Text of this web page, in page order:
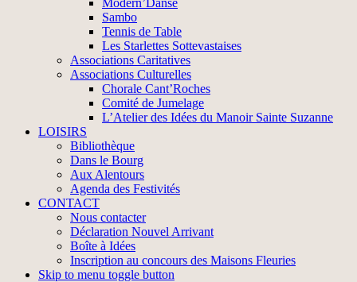
Modern’Danse
Sambo
Tennis de Table
Les Starlettes Sottevastaises
Associations Caritatives
Associations Culturelles
Chorale Cant’Roches
Comité de Jumelage
L’Atelier des Idées du Manoir Sainte Suzanne
LOISIRS
Bibliothèque
Dans le Bourg
Aux Alentours
Agenda des Festivités
CONTACT
Nous contacter
Déclaration Nouvel Arrivant
Boîte à Idées
Inscription au concours des Maisons Fleuries
Skip to menu toggle button